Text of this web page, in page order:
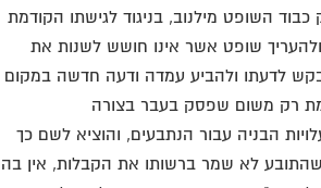
השופט מילנוב, בניגוד לגישתו הקודמת
שופט אשר אינו חושש לשנות את
לדעתו ולהביע עמדה ודעה חדשה במקום
רק משום שפסק בעבר בצורה
הבניה עבור הנתבעים, והוציא לשם כך
לא שמר ברשותו את הקבלות, אין בה